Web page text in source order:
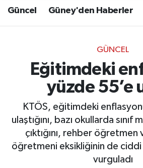
Güncel Güney'den Haberler
GÜNCEL
Eğitimdeki
yüzde 55’e
KTÖS, eğitimdeki
ulaştığını, bazı okullarda sınıf
çıktığını, rehber
öğretmeni eksikliğinin de ciddi
vurguladı
Son Dakika Haberleri
Haber Arşivi